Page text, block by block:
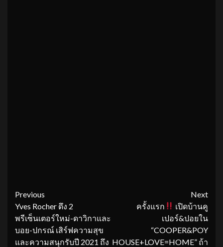
Continue
Reading
Previous
Yves Rocher ดึง 2
พรีเซ็นเตอร์ใหม่-ดาวิกาและ
บอย-ปกรณ์ เสิร์ฟความสุข
และความสนุกรับปี 2021 ถึง
Next
ครั้งแรก
เปิดบ้านคู
เปอร์&ปอยใน
“COOPER&POY
HOUSE+LOVE=HOME” ถ้า